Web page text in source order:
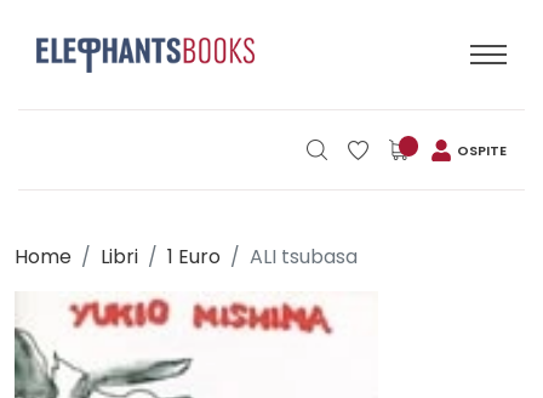
OSPITE
Home Libri 1 Euro ALI tsubasa